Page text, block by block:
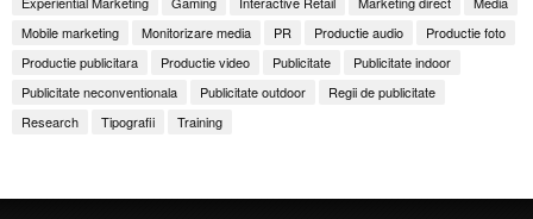
Mobile marketing
Monitorizare media PR Productie audio
Productie foto
Productie publicitara
Productie video Publicitate
Publicitate indoor
Publicitate neconventionala
Publicitate outdoor
Regii de publicitate
Research
Tipografii Training